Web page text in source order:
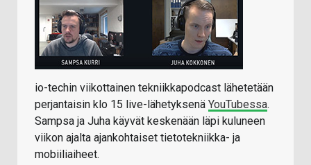
io-techin viikottainen tekniikkapodcast lähetetään
perjantaisin klo 15 live-lähetyksenä YouTubessa.
Sampsa ja Juha käyvät keskenään läpi kuluneen
viikon ajalta ajankohtaiset tietotekniikka- ja
mobiiliaiheet.